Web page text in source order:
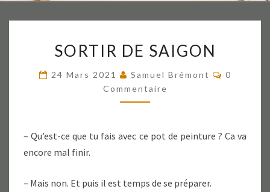
DE
SORTIR DE SAIGON
24 Mars 2021 Samuel Brémont
0
Commentaire
– Qu’est-ce que tu fais avec ce pot de peinture ? Ca va
encore mal finir.
– Mais non. Et puis il est temps de se préparer.